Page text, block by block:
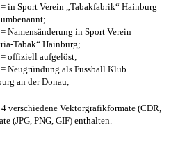
in Sport Verein „Tabakfabrik“ Hainburg
Namensänderung in Sport Verein
Tabak“ Hainburg;
offiziell aufgelöst;
Neugründung als Fussball Klub
an der Donau;
verschiedene Vektorgrafikformate (CDR,
(JPG, PNG, GIF) enthalten.